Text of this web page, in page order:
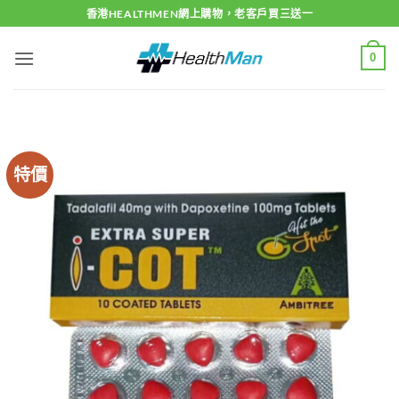
to
content
香港HEALTHMEN網上購物，老客戶買三送一
0
特價